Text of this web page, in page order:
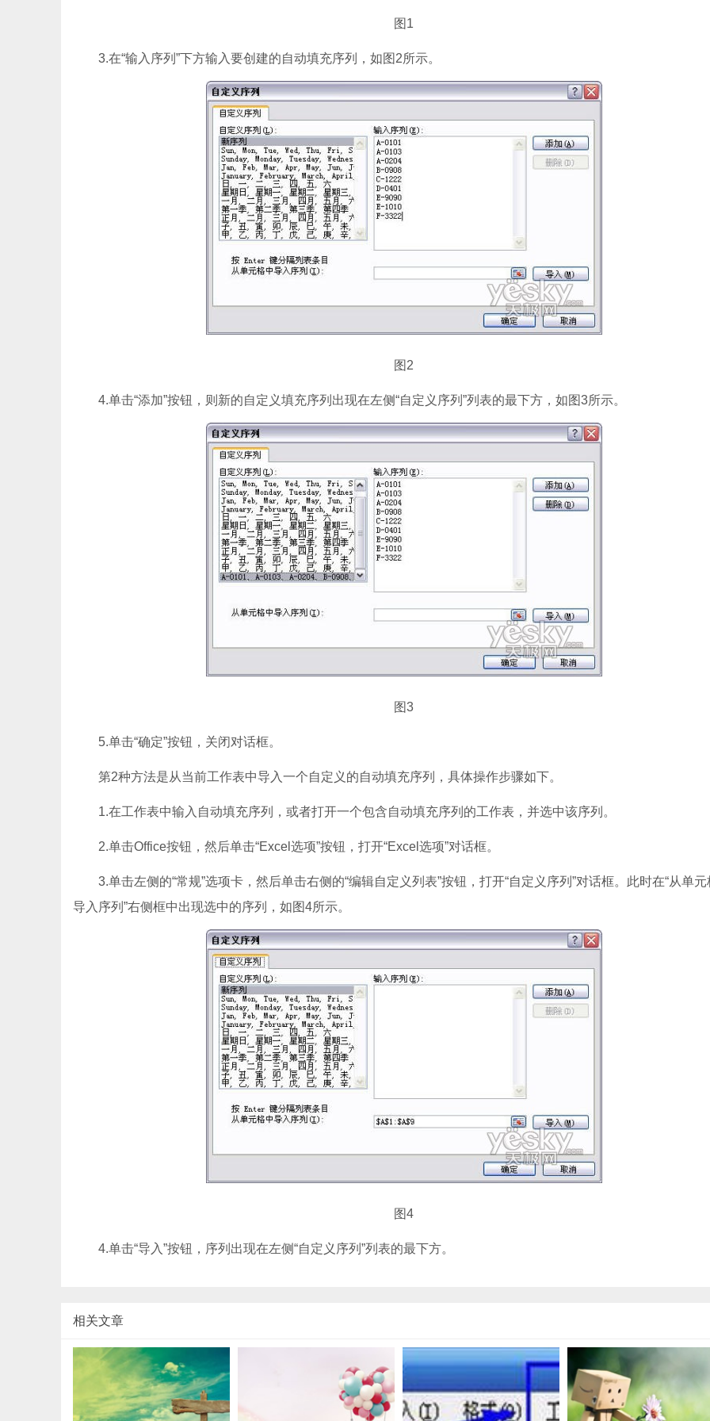
图1
3.在“输入序列”下方输入要创建的自动填充序列，如图2所示。
图2
4.单击“添加”按钮，则新的自定义填充序列出现在左侧“自定义序列”列表的最下方，如图3所示。
图3
5.单击“确定”按钮，关闭对话框。
第2种方法是从当前工作表中导入一个自定义的自动填充序列，具体操作步骤如下。
1.在工作表中输入自动填充序列，或者打开一个包含自动填充序列的工作表，并选中该序列。
2.单击Office按钮，然后单击“Excel选项”按钮，打开“Excel选项”对话框。
3.单击左侧的“常规”选项卡，然后单击右侧的“编辑自定义列表”按钮，打开“自定义序列”对话框。此时在“从单元
导入序列”右侧框中出现选中的序列，如图4所示。
图4
4.单击“导入”按钮，序列出现在左侧“自定义序列”列表的最下方。
相关文章